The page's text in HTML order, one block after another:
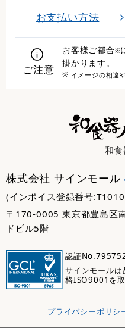
お支払い方法
ご注意
お客様ご都合※
掛かります。
※ イメージの相違
和
株式会社 サインモール
(インボイス登録番号
〒170-0005 東京都豊島区
ドビル5階
認証
サインモール
格ISO9001を
プライバシーポリシ